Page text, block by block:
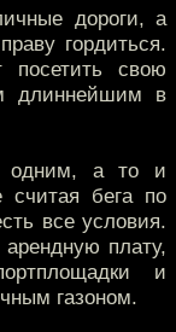
дороги, а
гордиться.
посетить свою
длиннейшим в
одним, а то и
бега по
все условия.
плату,
и
газоном.